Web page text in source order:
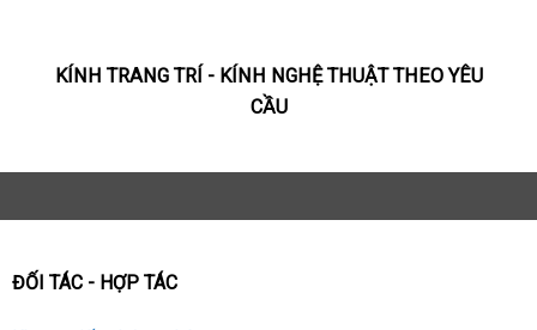
KÍNH TRANG TRÍ - KÍNH NGHỆ THUẬT THEO YÊU
CẦU
ĐỐI TÁC - HỢP TÁC